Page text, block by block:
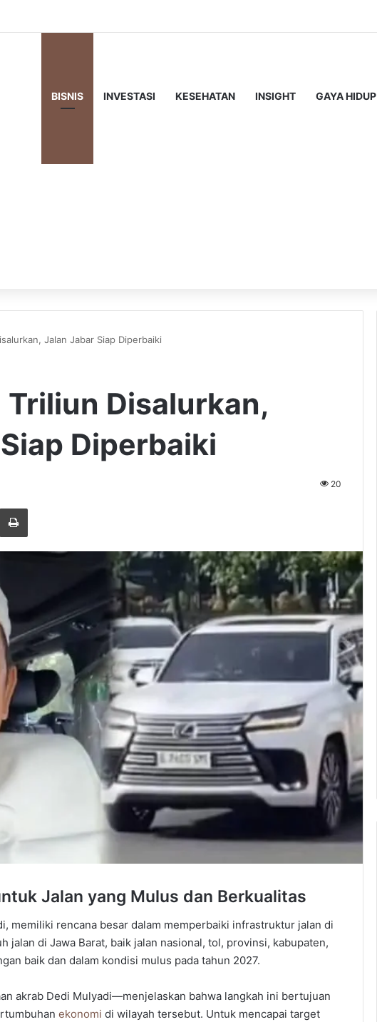
BISNIS INVESTASI KESEHATAN INSIGHT GAYA HIDUP
Jalan Jabar Siap Diperbaiki
Triliun Disalurkan,
Diperbaiki
20
Jalan yang Mulus dan Berkualitas
memiliki rencana besar dalam memperbaiki infrastruktur jalan di
jalan di Jawa Barat, baik jalan nasional, tol, provinsi, kabupaten,
baik dan dalam kondisi mulus pada tahun 2027.
akrab Dedi Mulyadi—menjelaskan bahwa langkah ini bertujuan
ekonomi di wilayah tersebut. Untuk mencapai target